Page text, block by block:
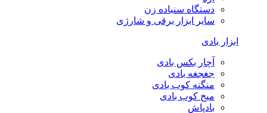
دستگاه سنباده زن
سایر ابزار برقی و شارژی
ابزار بادی
آچار بکس بادی
جغجغه بادی
منگنه کوب بادی
میخ کوب بادی
بادپاش